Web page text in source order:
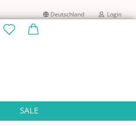
Deutschland Login
SALE